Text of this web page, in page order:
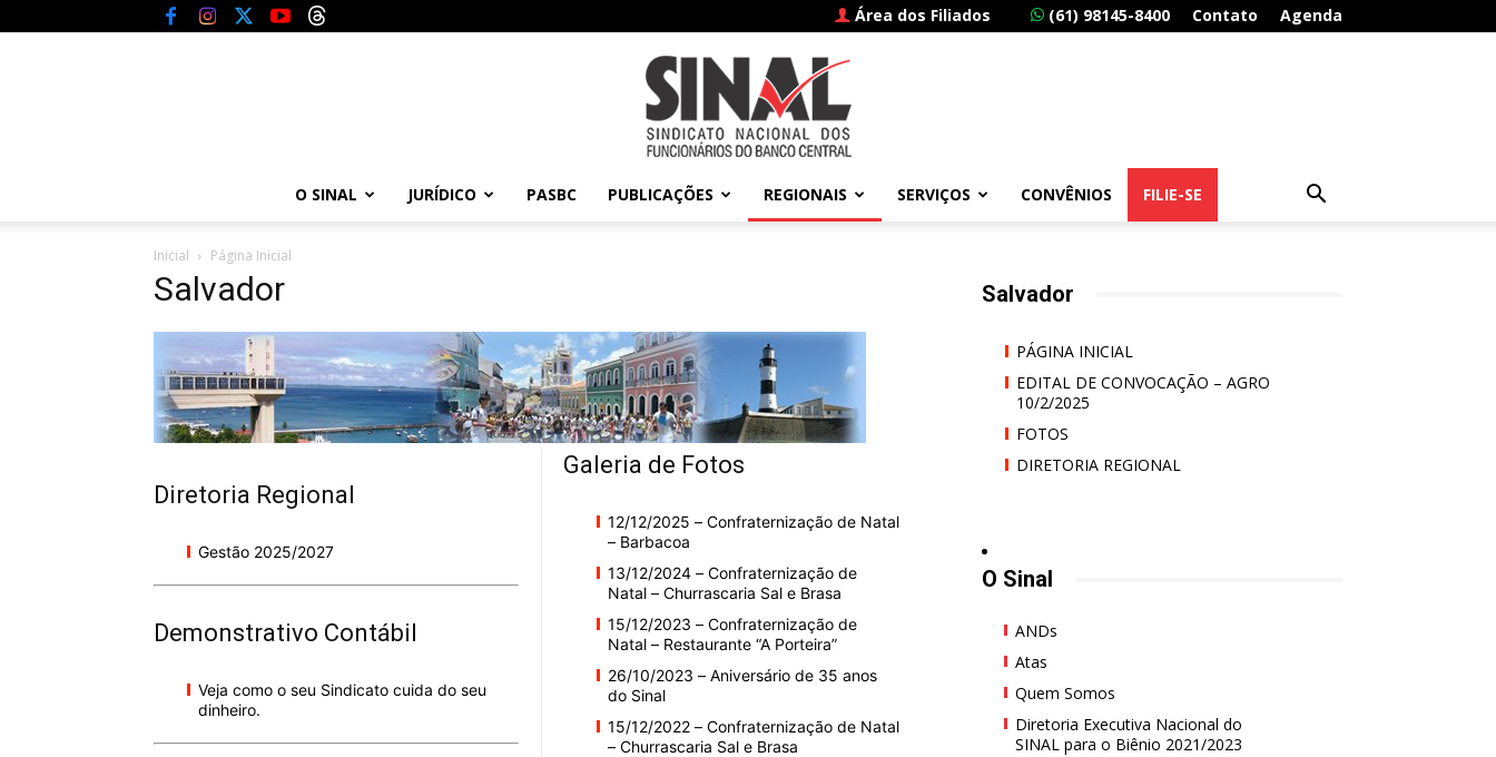
Área dos Filiados (61) 98145-8400 Contato Agenda
SINAL
Sindicato
O SINAL JURÍDICO PASBC PUBLICAÇÕES REGIONAIS SERVIÇOS CONVÊNIOS FILIE-SE
Inicial Página Inicial
Salvador
Diretoria Regional
Gestão 2025/2027
Demonstrativo Contábil
Veja como o seu Sindicato cuida do seu
dinheiro.
Galeria de Fotos
12/12/2025 – Confraternização de Natal
– Barbacoa
13/12/2024 – Confraternização de
Natal – Churrascaria Sal e Brasa
15/12/2023 – Confraternização de
Natal – Restaurante “A Porteira”
26/10/2023 – Aniversário de 35 anos
do Sinal
15/12/2022 – Confraternização de Natal
– Churrascaria Sal e Brasa
Salvador
PÁGINA INICIAL
EDITAL DE CONVOCAÇÃO – AGRO
10/2/2025
FOTOS
DIRETORIA REGIONAL
O Sinal
ANDs
Atas
Quem Somos
Diretoria Executiva Nacional do
SINAL para o Biênio 2021/2023